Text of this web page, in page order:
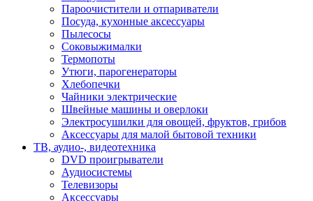
Пароочистители и отпариватели
Посуда, кухонные аксессуары
Пылесосы
Соковыжималки
Термопоты
Утюги, парогенераторы
Хлебопечки
Чайники электрические
Швейные машины и оверлоки
Электросушилки для овощей, фруктов, грибов
Аксессуары для малой бытовой техники
ТВ, аудио-, видеотехника
DVD проигрыватели
Аудиосистемы
Телевизоры
Аксессуары